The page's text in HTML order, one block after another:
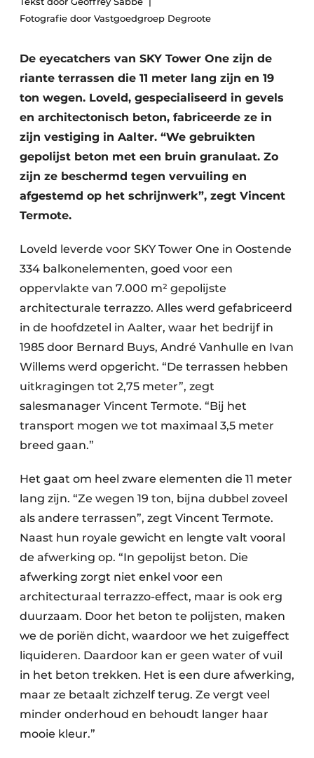
Vacature aanmelden
Video’s
Bedrijven
Bedrijven
Contact
Beton & Staalbouw
Brandveiligheid
BIM
Evenementen
Dak & Gevel
Houtbouw
HVAC
Interieurarchitectuur
Renovatie
Software
Toegangscontrole
Veiligheid & Opleiding
Zonwering
Fotografie door Vastgoedgroep Degroote
De eyecatchers van SKY Tower One zijn de
riante terrassen die 11 meter lang zijn en 19
ton wegen. Loveld, gespecialiseerd in gevels
en architectonisch beton, fabriceerde ze in
zijn vestiging in Aalter. “We gebruikten
gepolijst beton met een bruin granulaat. Zo
zijn ze beschermd tegen vervuiling en
afgestemd op het schrijnwerk”, zegt Vincent
Termote.
Loveld leverde voor SKY Tower One in Oostende
334 balkonelementen, goed voor een
oppervlakte van 7.000 m² gepolijste
architecturale terrazzo. Alles werd gefabriceerd
in de hoofdzetel in Aalter, waar het bedrijf in
1985 door Bernard Buys, André Vanhulle en Ivan
Willems werd opgericht. “De terrassen hebben
uitkragingen tot 2,75 meter”, zegt
salesmanager Vincent Termote. “Bij het
transport mogen we tot maximaal 3,5 meter
breed gaan.”
Het gaat om heel zware elementen die 11 meter
lang zijn. “Ze wegen 19 ton, bijna dubbel zoveel
als andere terrassen”, zegt Vincent Termote.
Naast hun royale gewicht en lengte valt vooral
de afwerking op. “In gepolijst beton. Die
afwerking zorgt niet enkel voor een
architecturaal terrazzo-effect, maar is ook erg
duurzaam. Door het beton te polijsten, maken
we de poriën dicht, waardoor we het zuigeffect
liquideren. Daardoor kan er geen water of vuil
in het beton trekken. Het is een dure afwerking,
maar ze betaalt zichzelf terug. Ze vergt veel
minder onderhoud en behoudt langer haar
mooie kleur.”